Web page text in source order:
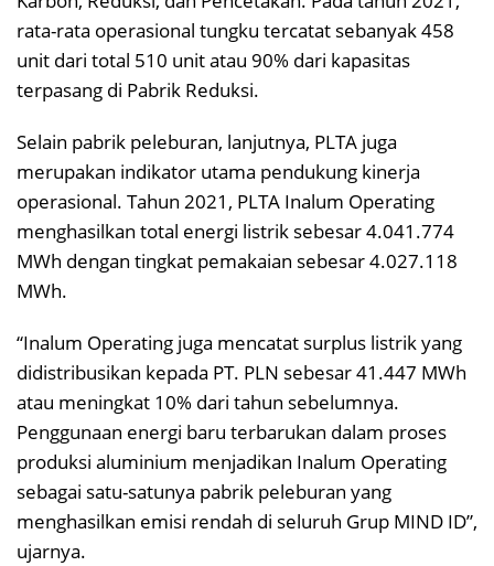
rata-rata operasional tungku tercatat sebanyak 458
unit dari total 510 unit atau 90% dari kapasitas
terpasang di Pabrik Reduksi.
Selain pabrik peleburan, lanjutnya, PLTA juga
merupakan indikator utama pendukung kinerja
operasional. Tahun 2021, PLTA Inalum Operating
menghasilkan total energi listrik sebesar 4.041.774
MWh dengan tingkat pemakaian sebesar 4.027.118
MWh.
“Inalum Operating juga mencatat surplus listrik yang
didistribusikan kepada PT. PLN sebesar 41.447 MWh
atau meningkat 10% dari tahun sebelumnya.
Penggunaan energi baru terbarukan dalam proses
produksi aluminium menjadikan Inalum Operating
sebagai satu-satunya pabrik peleburan yang
menghasilkan emisi rendah di seluruh Grup MIND ID”,
ujarnya.